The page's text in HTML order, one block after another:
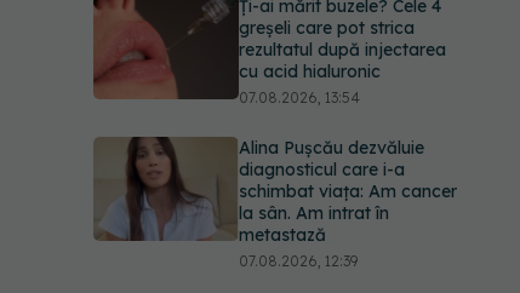
Ți-ai mărit buzele? Cele 4
greșeli care pot strica
rezultatul după injectarea
cu acid hialuronic
07.08.2026, 13:54
Alina Pușcău dezvăluie
diagnosticul care i-a
schimbat viața: Am cancer
la sân. Am intrat în
metastază
07.08.2026, 12:39